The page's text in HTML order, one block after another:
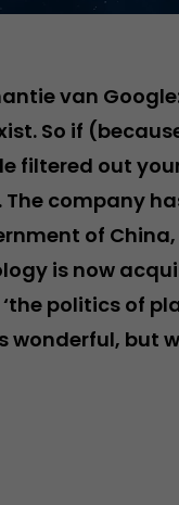
van
So if
filtered out
company
of
is now
politics of
wonderful, but